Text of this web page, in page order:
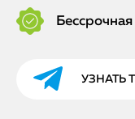
УЗНАТЬ